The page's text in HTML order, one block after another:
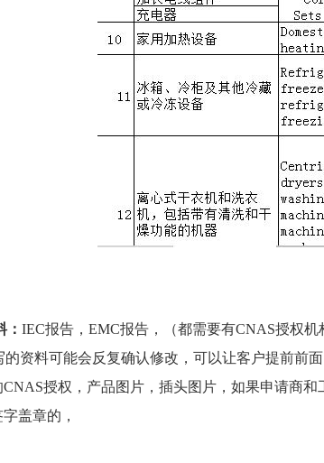
： IEC报告， EMC报告，（都需要有CNAS授权机
的资料可能会反复确认修改，可以让客户提前前
CNAS授权，产品图片，插头图片，如果申请商
盖章的，